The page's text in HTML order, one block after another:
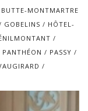
t
i
n
BUTTE-MONTMARTRE
GOBELINS
HÔTEL-
PANTHÉON
PASSY